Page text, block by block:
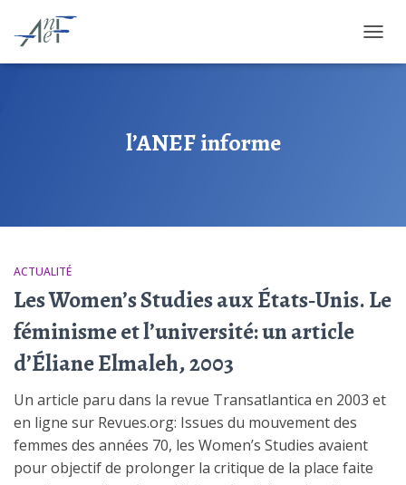
l’ANEF informe
ACTUALITÉ
Les Women’s Studies aux États‑Unis. Le
féminisme et l’université: un article
d’Éliane Elmaleh, 2003
Un article paru dans la revue Transatlantica en 2003 et
en ligne sur Revues.org: Issues du mouvement des
femmes des années 70, les Women’s Studies avaient
pour objectif de prolonger la critique de la place faite